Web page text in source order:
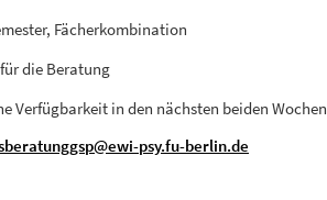
Fächerkombination
die Beratung
Verfügbarkeit in den nächsten beiden Wochen
psy.fu-berlin.de